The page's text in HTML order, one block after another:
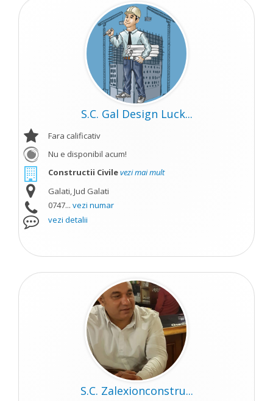
S.C. Gal Design Luck...
Fara calificativ
Nu e disponibil acum!
Constructii Civilevezi mai mult
Galati, Jud Galati
0747... vezi numar
vezi detalii
S.C. Zalexionconstru...